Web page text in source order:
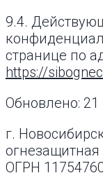
9.4.
странице по
https://
Обновлено:
г.
ОГРН